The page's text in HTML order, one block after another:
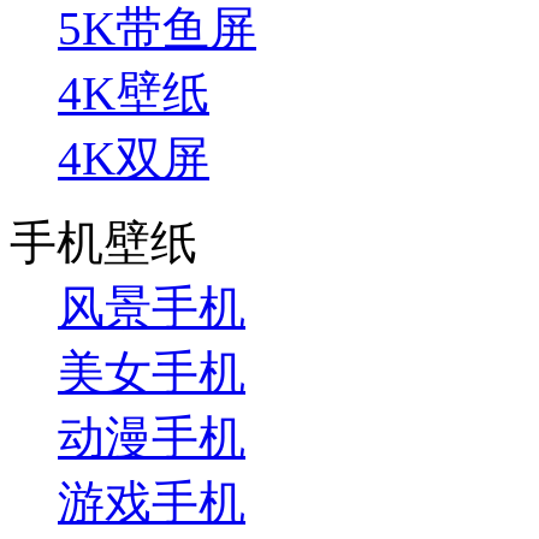
5K带鱼屏
4K壁纸
4K双屏
手机壁纸
风景手机
美女手机
动漫手机
游戏手机